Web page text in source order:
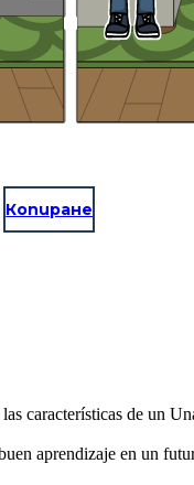
Explicación de la
Копиране
características de un
aprendizaje en un